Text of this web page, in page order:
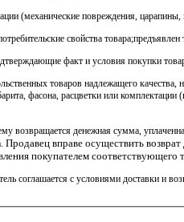
(механические повреждения, царапины,
свойства товара;предъявлен
факт и условия покупки
товаров надлежащего
фасона, расцветки или
возвращается денежная сумма,
Продавец вправе осуществить
покупателем соответствующего
соглашается с условиями доставки и